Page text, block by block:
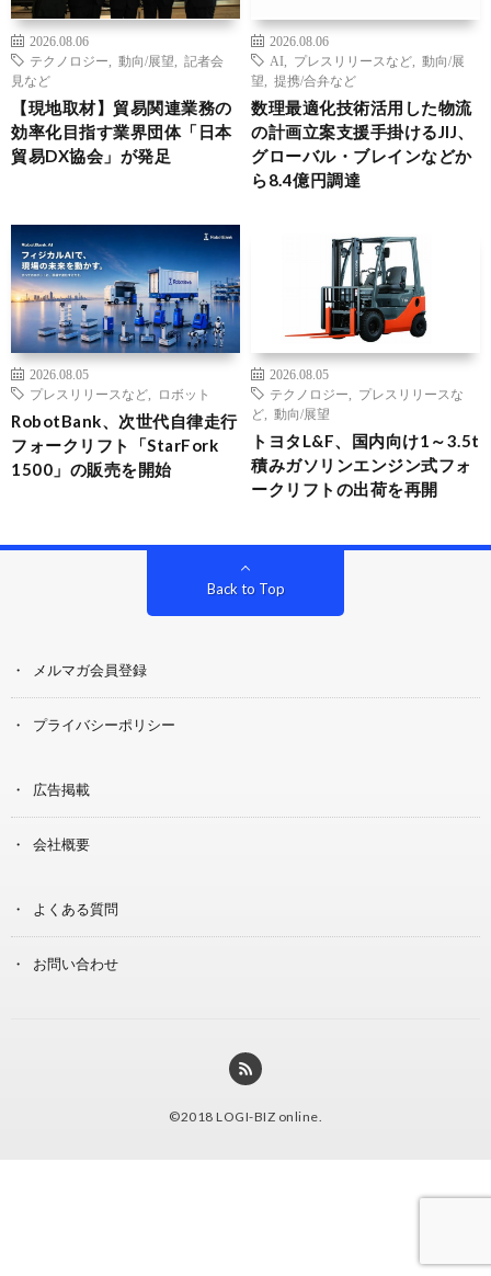
2026.08.06
テクノロジー
動向/展望
記者会
見など
【現地取材】貿易関連業務の
効率化目指す業界団体「日本
貿易DX協会」が発足
2026.08.06
AI
プレスリリースなど
動向/展
望
提携/合弁など
数理最適化技術活用した物流
の計画立案支援手掛けるJIJ、
グローバル・ブレインなどか
ら8.4億円調達
2026.08.05
プレスリリースなど
ロボット
RobotBank、次世代自律走行
フォークリフト「StarFork
1500」の販売を開始
2026.08.05
テクノロジー
プレスリリースな
ど
動向/展望
トヨタL&F、国内向け1～3.5t
積みガソリンエンジン式フォ
ークリフトの出荷を再開
Back to Top
メルマガ会員登録
プライバシーポリシー
広告掲載
会社概要
よくある質問
お問い合わせ
©2018 LOGI-BIZ online.